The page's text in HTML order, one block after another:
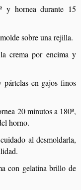
y hornea durante 15
sobre una rejilla.
crema por encima y
pártelas en gajos finos
20 minutos a 180º,
horno.
al desmoldarla,
con gelatina brillo de